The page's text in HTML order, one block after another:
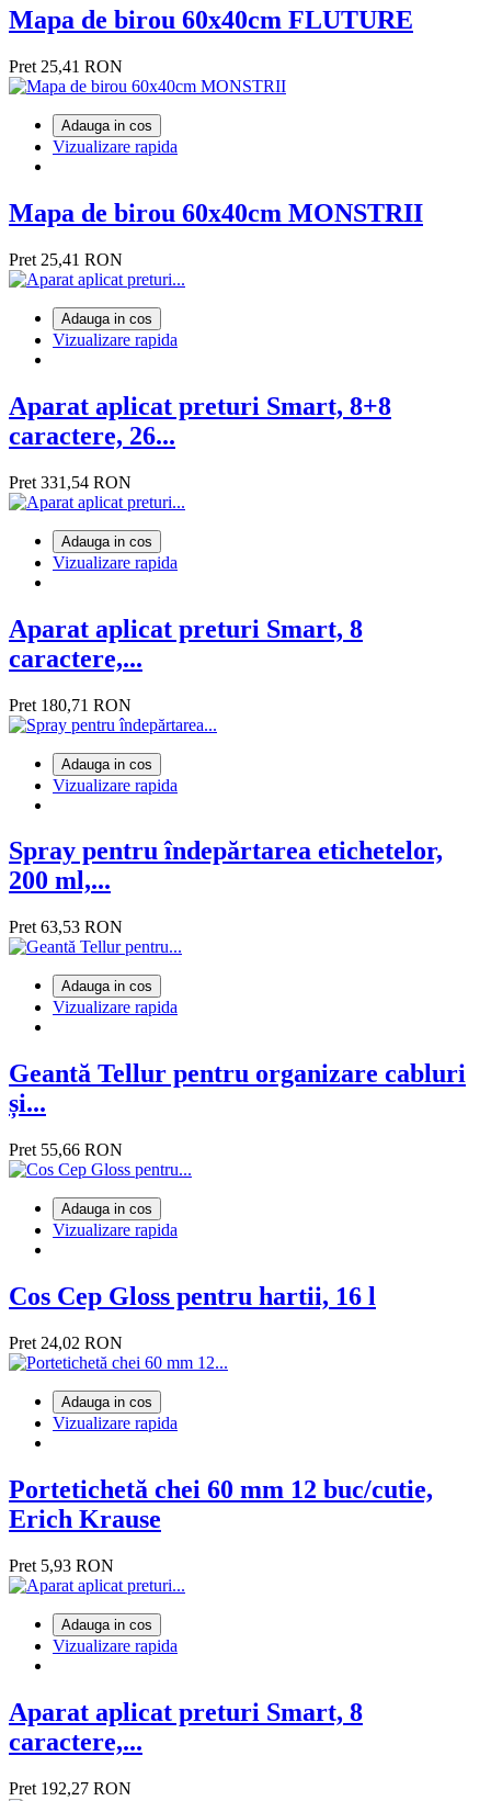
Mapa de birou 60x40cm FLUTURE
Pret 25,41 RON
Adauga in cos
Vizualizare rapida
Mapa de birou 60x40cm MONSTRII
Pret 25,41 RON
Adauga in cos
Vizualizare rapida
Aparat aplicat preturi Smart, 8+8
caractere, 26...
Pret 331,54 RON
Adauga in cos
Vizualizare rapida
Aparat aplicat preturi Smart, 8
caractere,...
Pret 180,71 RON
Adauga in cos
Vizualizare rapida
Spray pentru îndepărtarea etichetelor,
200 ml,...
Pret 63,53 RON
Adauga in cos
Vizualizare rapida
Geantă Tellur pentru organizare cabluri
și...
Pret 55,66 RON
Adauga in cos
Vizualizare rapida
Cos Cep Gloss pentru hartii, 16 l
Pret 24,02 RON
Adauga in cos
Vizualizare rapida
Portetichetă chei 60 mm 12 buc/cutie,
Erich Krause
Pret 5,93 RON
Adauga in cos
Vizualizare rapida
Aparat aplicat preturi Smart, 8
caractere,...
Pret 192,27 RON